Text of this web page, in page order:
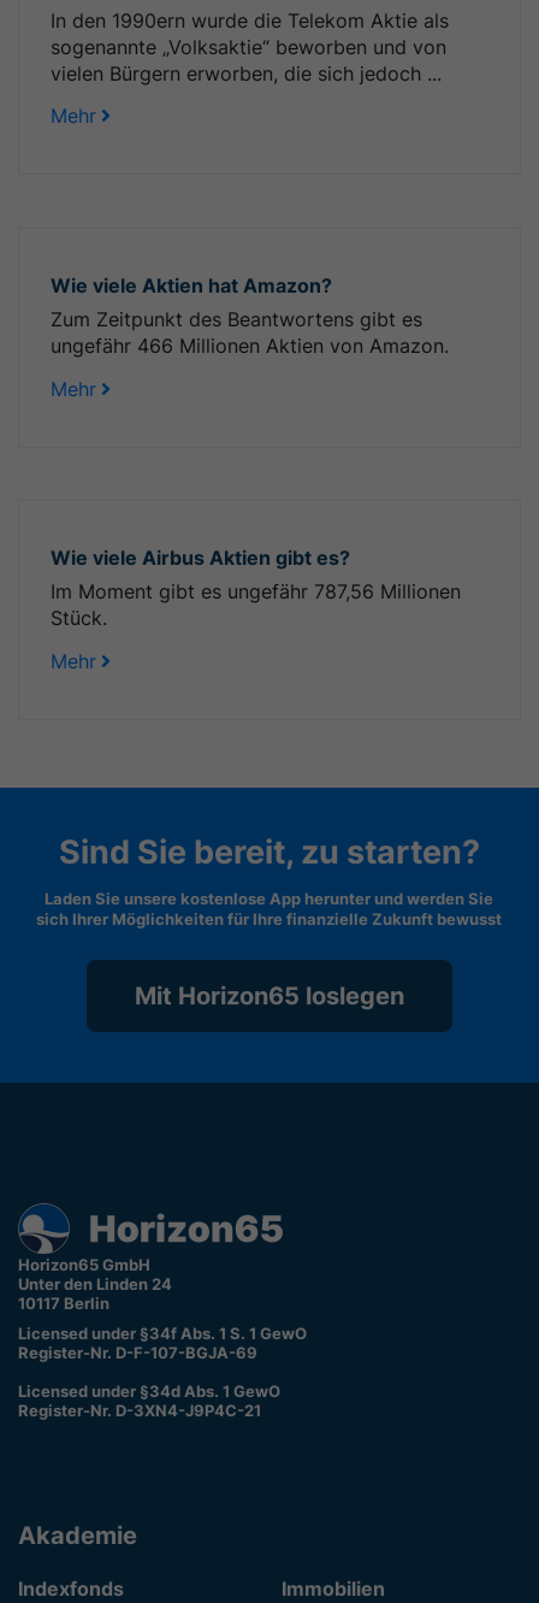
In den 1990ern wurde die Telekom Aktie als
sogenannte „Volksaktie“ beworben und von
vielen Bürgern erworben, die sich jedoch ...
Mehr
Wie viele Aktien hat Amazon?
Zum Zeitpunkt des Beantwortens gibt es
ungefähr 466 Millionen Aktien von Amazon.
Mehr
Wie viele Airbus Aktien gibt es?
Im Moment gibt es ungefähr 787,56 Millionen
Stück.
Mehr
Sind Sie bereit, zu starten?
Laden Sie unsere kostenlose App herunter und werden Sie
sich Ihrer Möglichkeiten für Ihre finanzielle Zukunft bewusst
Mit Horizon65 loslegen
Horizon65 GmbH
Unter den Linden 24
10117 Berlin
Licensed under §34f Abs. 1 S. 1 GewO
Register-Nr. D-F-107-BGJA-69
Licensed under §34d Abs. 1 GewO
Register-Nr. D-3XN4-J9P4C-21
Akademie
Indexfonds Immobilien